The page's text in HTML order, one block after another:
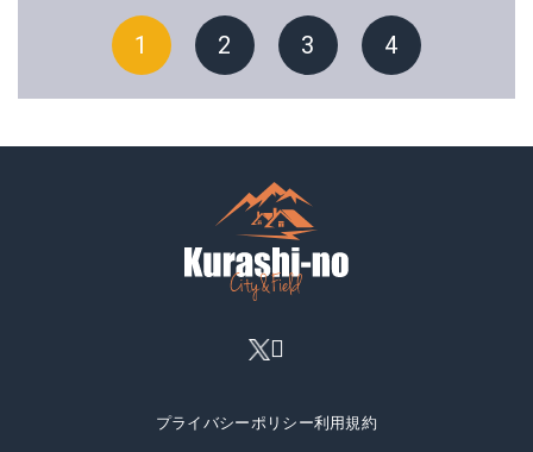
1 2 3 4
プライバシーポリシー利用規約